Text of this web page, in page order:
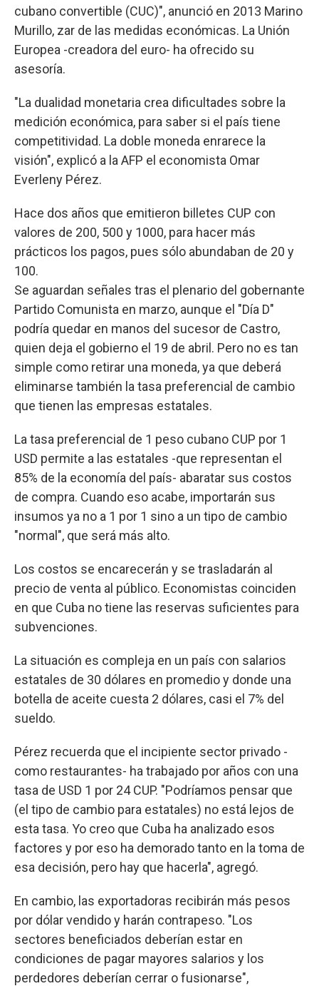
cubano convertible (CUC)", anunció en 2013 Marino
Murillo, zar de las medidas económicas. La Unión
Europea -creadora del euro- ha ofrecido su
asesoría.
"La dualidad monetaria crea dificultades sobre la
medición económica, para saber si el país tiene
competitividad. La doble moneda enrarece la
visión", explicó a la AFP el economista Omar
Everleny Pérez.
Hace dos años que emitieron billetes CUP con
valores de 200, 500 y 1000, para hacer más
prácticos los pagos, pues sólo abundaban de 20 y
100.
Se aguardan señales tras el plenario del gobernante
Partido Comunista en marzo, aunque el "Día D"
podría quedar en manos del sucesor de Castro,
quien deja el gobierno el 19 de abril. Pero no es tan
simple como retirar una moneda, ya que deberá
eliminarse también la tasa preferencial de cambio
que tienen las empresas estatales.
La tasa preferencial de 1 peso cubano CUP por 1
USD permite a las estatales -que representan el
85% de la economía del país- abaratar sus costos
de compra. Cuando eso acabe, importarán sus
insumos ya no a 1 por 1 sino a un tipo de cambio
"normal", que será más alto.
Los costos se encarecerán y se trasladarán al
precio de venta al público. Economistas coinciden
en que Cuba no tiene las reservas suficientes para
subvenciones.
La situación es compleja en un país con salarios
estatales de 30 dólares en promedio y donde una
botella de aceite cuesta 2 dólares, casi el 7% del
sueldo.
Pérez recuerda que el incipiente sector privado -
como restaurantes- ha trabajado por años con una
tasa de USD 1 por 24 CUP. "Podríamos pensar que
(el tipo de cambio para estatales) no está lejos de
esta tasa. Yo creo que Cuba ha analizado esos
factores y por eso ha demorado tanto en la toma de
esa decisión, pero hay que hacerla", agregó.
En cambio, las exportadoras recibirán más pesos
por dólar vendido y harán contrapeso. "Los
sectores beneficiados deberían estar en
condiciones de pagar mayores salarios y los
perdedores deberían cerrar o fusionarse",